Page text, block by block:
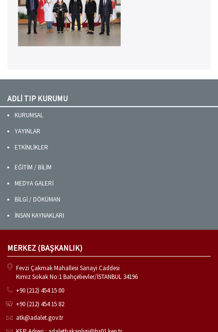
ADLİ TIP KURUMU
KURUMSAL
YAYINLAR
ETKİNLİKLER
EĞİTİM / BİLİM
MEDYA GALERİ
BİLGİ / DÖKÜMAN
İNSAN KAYNAKLARI
MERKEZ (BAŞKANLIK)
Fevzi Çakmak Mahallesi Sanayi Caddesi
Kımız Sokak No:1 Bahçelievler/İSTANBUL 34196
+90 (212) 454 15 00
+90 (212) 454 15 82
atk@adalet.gov.tr